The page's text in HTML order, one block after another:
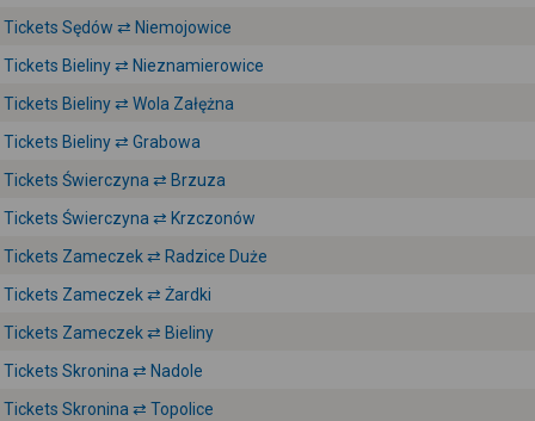
Tickets Sędów ⇄ Niemojowice
Tickets Bieliny ⇄ Nieznamierowice
Tickets Bieliny ⇄ Wola Załężna
Tickets Bieliny ⇄ Grabowa
Tickets Świerczyna ⇄ Brzuza
Tickets Świerczyna ⇄ Krzczonów
Tickets Zameczek ⇄ Radzice Duże
Tickets Zameczek ⇄ Żardki
Tickets Zameczek ⇄ Bieliny
Tickets Skronina ⇄ Nadole
Tickets Skronina ⇄ Topolice